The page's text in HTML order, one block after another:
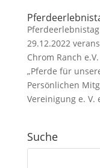
29.12.2022
Chrom Ranch
„Pferde für
Persönlichen
Vereinigung e. V.
Suche